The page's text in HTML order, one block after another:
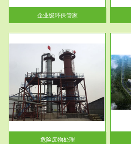
企业级环保管家
活动中...
危险废物处理
服务范围
市政固废处理
蔚蓝生态环境科技所从事的市政
废物处理业务包括市政废物的处
理处...